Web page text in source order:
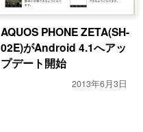
AQUOS PHONE ZETA(SH-
02E)がAndroid 4.1へアッ
プデート開始
2013年6月3日